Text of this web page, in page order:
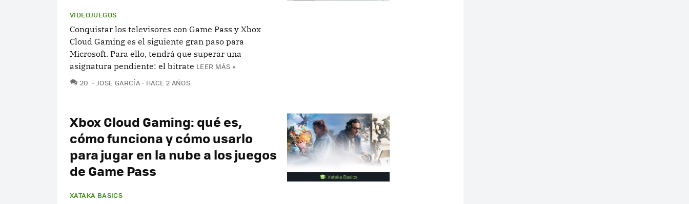
VIDEOJUEGOS
Conquistar los televisores con Game Pass y Xbox
Cloud Gaming es el siguiente gran paso para
Microsoft. Para ello, tendrá que superar una
asignatura pendiente: el bitrate LEER MÁS »
20 COMENTARIOS
JOSE GARCÍA HACE 2 AÑOS
Xbox Cloud Gaming: qué es,
cómo funciona y cómo usarlo
para jugar en la nube a los juegos
de Game Pass
XATAKA BASICS